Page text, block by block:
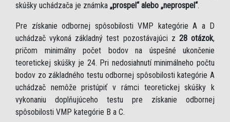
skúšky uchádzača je známka „prospel“ alebo „neprospel“.
Pre získanie odbornej spôsobilosti VMP kategórie A a D
uchádzač vykoná základný test pozostávajúci z 28 otázok,
pričom minimálny počet bodov na úspešné ukončenie
teoretickej skúšky je 24. Pri nedosiahnutí minimálneho počtu
bodov zo základného testu odbornej spôsobilosti kategórie A
uchádzač nemôže pristúpiť v rámci teoretickej skúšky k
vykonaniu doplňujúceho testu pre získanie odbornej
spôsobilosti VMP kategórie B a C.